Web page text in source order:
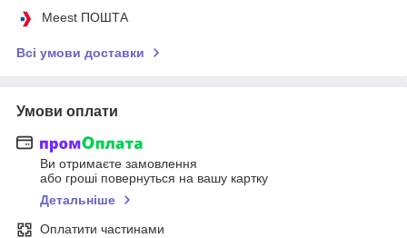
Meest ПОШТА
Всі умови доставки
Умови оплати
Ви отримаєте замовлення
або гроші повернуться на вашу картку
Детальніше
Оплатити частинами